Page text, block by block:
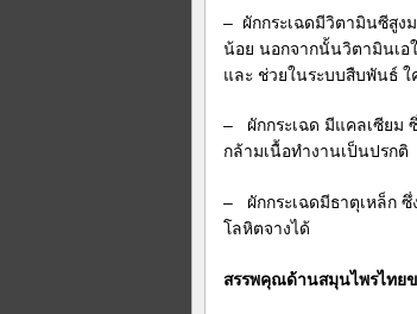
– ผักกระเฉดมีวิตามินซีสูง
น้อย นอกจากนั้นวิตามินเอ
และ ช่วยในระบบสืบพันธ์ ใ
– ผักกระเฉด มีแคลเซียม
กล้ามเนื้อทำงานเป็นปรกติ
– ผักกระเฉดมีธาตุเหล็ก ซึ่
โลหิตจางได้
สรรพคุณด้านสมุนไพรไทยข